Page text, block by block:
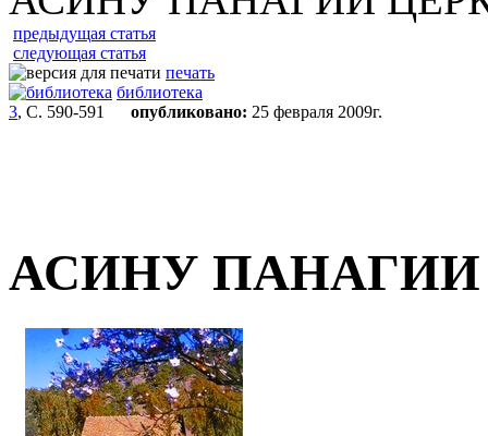
предыдущая статья
следующая статья
печать
библиотека
3, С. 590-591 опубликовано: 25 февраля 2009г.
АСИНУ ПАНАГИИ